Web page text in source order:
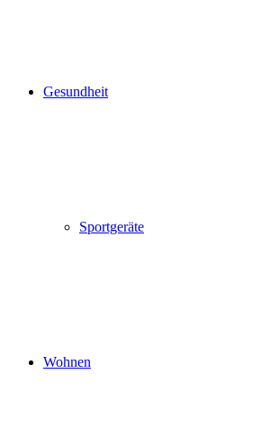
Gesundheit
Sportgeräte
Wohnen